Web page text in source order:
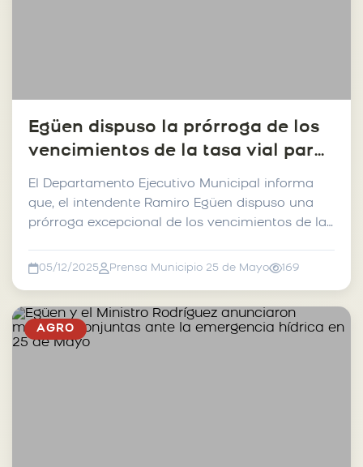
Egüen dispuso la prórroga de los
vencimientos de la tasa vial para
productores afectados por la
emergencia hídrica
El Departamento Ejecutivo Municipal informa
que, el intendente Ramiro Egüen dispuso una
prórroga excepcional de los vencimientos de la
05/12/2025 Prensa Municipio 25 de Mayo 169
AGRO